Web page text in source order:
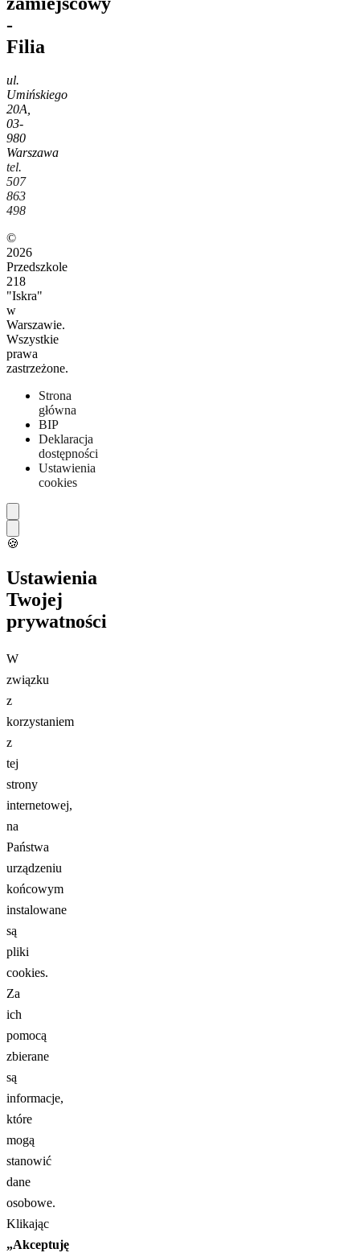
-
Filia
ul.
Umińskiego
20A,
03-
980
Warszawa
tel.
507
863
498
©
2026
Przedszkole
218
"Iskra"
w
Warszawie.
Wszystkie
prawa
zastrzeżone.
Strona
główna
BIP
Deklaracja
dostępności
Ustawienia
cookies
🍪
Ustawienia
Twojej
prywatności
W
związku
z
korzystaniem
z
tej
strony
internetowej,
na
Państwa
urządzeniu
końcowym
instalowane
są
pliki
cookies.
Za
ich
pomocą
zbierane
są
informacje,
które
mogą
stanowić
dane
osobowe.
Klikając
„Akceptuję